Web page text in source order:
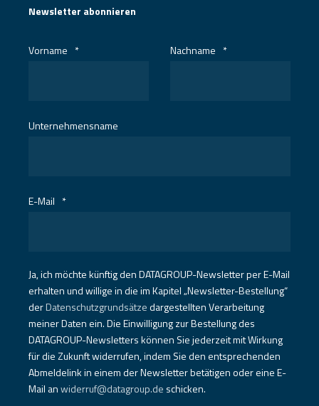
Newsletter abonnieren
Vorname * Nachname *
Unternehmensname
E-Mail *
Ja, ich möchte künftig den DATAGROUP-Newsletter per E-Mail
erhalten und willige in die im Kapitel „Newsletter-Bestellung“
derDatenschutzgrundsätzedargestellten Verarbeitung
meiner Daten ein. Die Einwilligung zur Bestellung des
DATAGROUP-Newsletters können Sie jederzeit mit Wirkung
für die Zukunft widerrufen, indem Sie den entsprechenden
Abmeldelink in einem der Newsletter betätigen oder eine E-
Mail anwiderruf@datagroup.de schicken.